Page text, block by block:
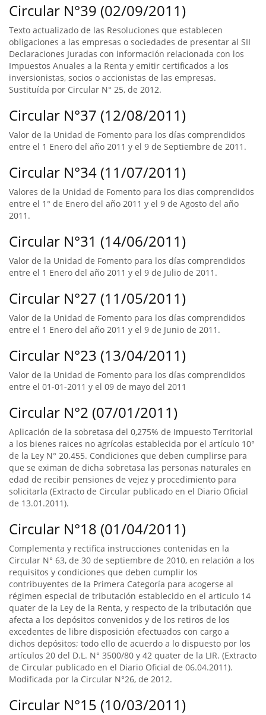
Circular N°39 (02/09/2011)
Texto actualizado de las Resoluciones que establecen
obligaciones a las empresas o sociedades de presentar al SII
Declaraciones Juradas con información relacionada con los
Impuestos Anuales a la Renta y emitir certificados a los
inversionistas, socios o accionistas de las empresas.
Sustituída por Circular N° 25, de 2012.
Circular N°37 (12/08/2011)
Valor de la Unidad de Fomento para los días comprendidos
entre el 1 Enero del año 2011 y el 9 de Septiembre de 2011.
Circular N°34 (11/07/2011)
Valores de la Unidad de Fomento para los dias comprendidos
entre el 1° de Enero del año 2011 y el 9 de Agosto del año
2011.
Circular N°31 (14/06/2011)
Valor de la Unidad de Fomento para los días comprendidos
entre el 1 Enero del año 2011 y el 9 de Julio de 2011.
Circular N°27 (11/05/2011)
Valor de la Unidad de Fomento para los días comprendidos
entre el 1 Enero del año 2011 y el 9 de Junio de 2011.
Circular N°23 (13/04/2011)
Valor de la Unidad de Fomento para los días comprendidos
entre el 01-01-2011 y el 09 de mayo del 2011
Circular N°2 (07/01/2011)
Aplicación de la sobretasa del 0,275% de Impuesto Territorial
a los bienes raices no agrícolas establecida por el artículo 10°
de la Ley N° 20.455. Condiciones que deben cumplirse para
que se eximan de dicha sobretasa las personas naturales en
edad de recibir pensiones de vejez y procedimiento para
solicitarla (Extracto de Circular publicado en el Diario Oficial
de 13.01.2011).
Circular N°18 (01/04/2011)
Complementa y rectifica instrucciones contenidas en la
Circular N° 63, de 30 de septiembre de 2010, en relación a los
requisitos y condiciones que deben cumplir los
contribuyentes de la Primera Categoría para acogerse al
régimen especial de tributación establecido en el articulo 14
quater de la Ley de la Renta, y respecto de la tributación que
afecta a los depósitos convenidos y de los retiros de los
excedentes de libre disposición efectuados con cargo a
dichos depósitos; todo ello de acuerdo a lo dispuesto por los
artículos 20 del D.L. N° 3500/80 y 42 quater de la LIR. (Extracto
de Circular publicado en el Diario Oficial de 06.04.2011).
Modificada por la Circular N°26, de 2012.
Circular N°15 (10/03/2011)